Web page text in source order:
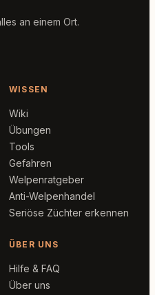
an einem Ort.
WISSEN
Wiki
Übungen
Tools
Gefahren
Welpenratgeber
Anti-Welpenhandel
Seriöse Züchter erkennen
ÜBER UNS
Hilfe & FAQ
Über uns